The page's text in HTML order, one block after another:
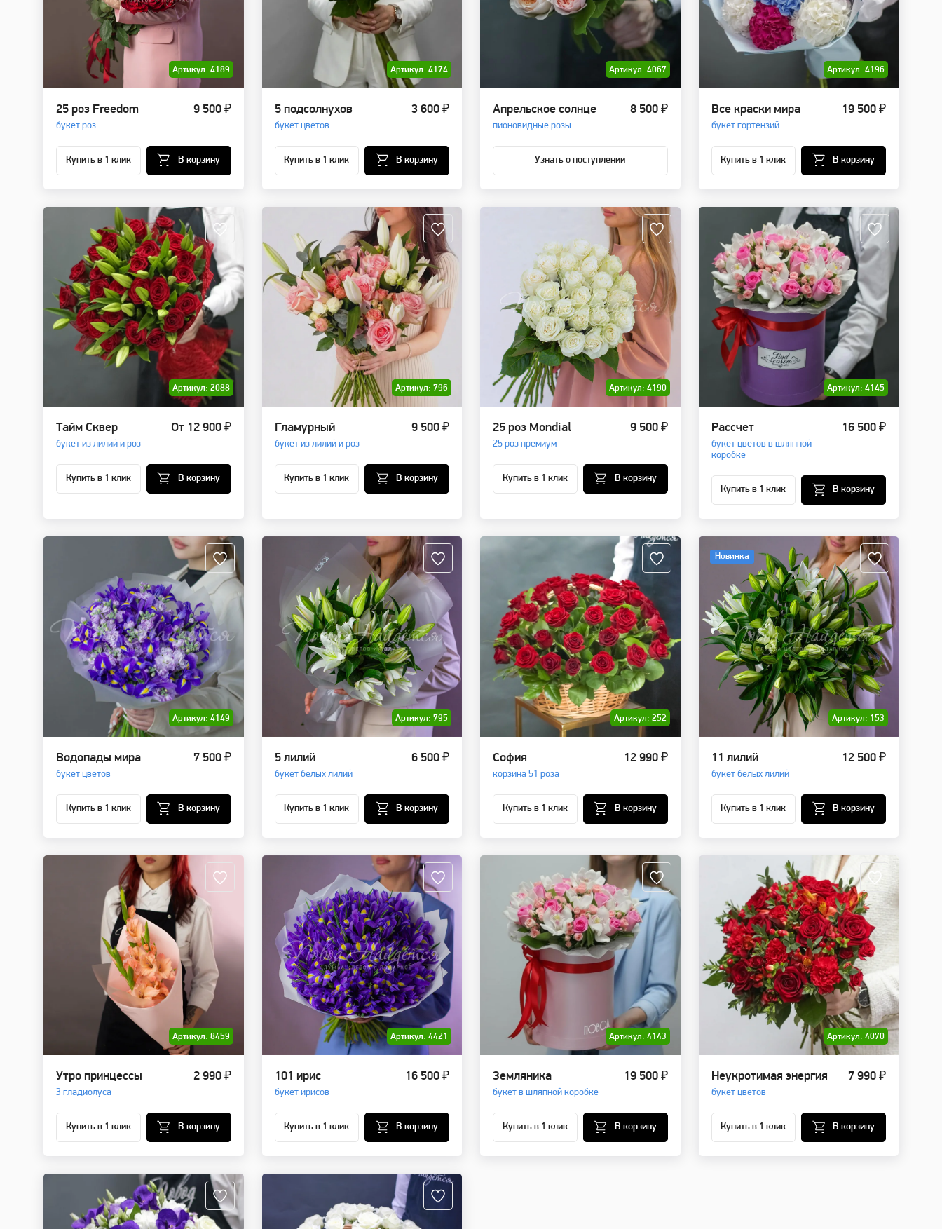
Артикул: 4189
25 роз Freedom
букет роз
9 500 ₽
Купить в 1 клик В корзину
Артикул: 4174
5 подсолнухов
букет цветов
3 600 ₽
Купить в 1 клик В корзину
Артикул: 4067
Апрельское солнце
пионовидные розы
8 500 ₽
Узнать о поступлении
Артикул: 4196
Все краски мира
букет гортензий
19 500 ₽
Купить в 1 клик В корзину
Артикул: 2088
Тайм Сквер
букет из лилий и роз
От 12 900 ₽
Купить в 1 клик В корзину
Артикул: 796
Гламурный
букет из лилий и роз
9 500 ₽
Купить в 1 клик В корзину
Артикул: 4190
25 роз Mondial
25 роз премиум
9 500 ₽
Купить в 1 клик В корзину
Артикул: 4145
Рассчет
букет цветов в шляпной
коробке
16 500 ₽
Купить в 1 клик В корзину
Артикул: 4149
Водопады мира
букет цветов
7 500 ₽
Купить в 1 клик В корзину
Артикул: 795
5 лилий
букет белых лилий
6 500 ₽
Купить в 1 клик В корзину
Артикул: 252
София
корзина 51 роза
12 990 ₽
Купить в 1 клик В корзину
Новинка
Артикул: 153
11 лилий
букет белых лилий
12 500 ₽
Купить в 1 клик В корзину
Артикул: 8459
Утро принцессы
3 гладиолуса
2 990 ₽
Купить в 1 клик В корзину
Артикул: 4421
101 ирис
букет ирисов
16 500 ₽
Купить в 1 клик В корзину
Артикул: 4143
Земляника
букет в шляпной коробке
19 500 ₽
Купить в 1 клик В корзину
Артикул: 4070
Неукротимая энергия
букет цветов
7 990 ₽
Купить в 1 клик В корзину